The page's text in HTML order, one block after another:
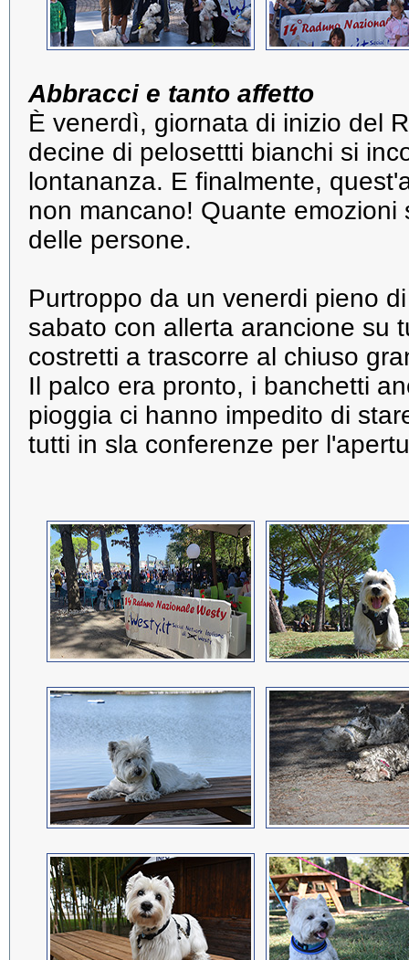
Abbracci e tanto affetto
È venerdì, giornata di inizio del
decine di pelosettti bianchi si
lontananza. E finalmente,
non mancano! Quante emozioni
delle persone.
Purtroppo da un venerdi pieno
sabato con allerta arancione su
costretti a trascorre al chiuso
Il palco era pronto, i banchetti
pioggia ci hanno impedito di
tutti in sla conferenze per